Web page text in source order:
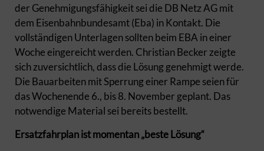
der Genehmigungsfähigkeit sei die DB Netz AG mit
dem Eisenbahnbundesamt (Eba) in Kontakt. Die
vollständigen Unterlagen sollten beim EBA in einer
Woche eingereicht werden. Christian Becker zeigte
sich zuversichtlich, dass die Lösung genehmigt werde.
Die Bauarbeiten mit Sperrung einer Rampe seien für
das Wochenende 6., bis 8. November geplant. Das
notwendige Material sei bereits bestellt.
Ersatzfahrplan ist momentan „beste Lösung“